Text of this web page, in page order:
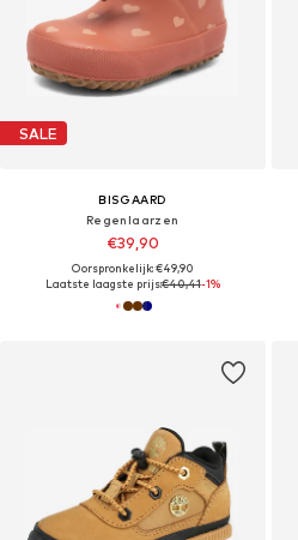
SALE
BISGAARD
Regenlaarzen
€39,90
Oorspronkelijk: €49,90
Laatste laagste prijs:€40,41-1%